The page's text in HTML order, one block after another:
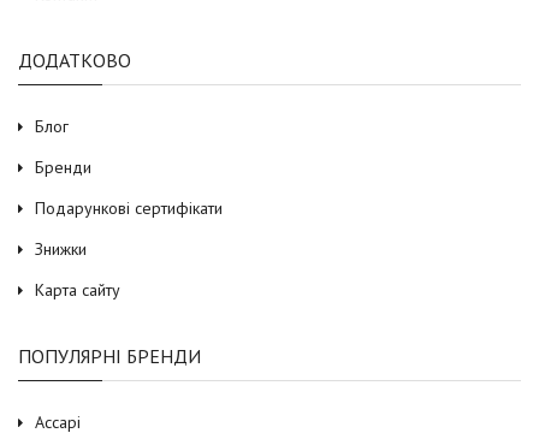
ДОДАТКОВО
Блог
Бренди
Подарункові сертифікати
Знижки
Карта сайту
ПОПУЛЯРНІ БРЕНДИ
Accapi